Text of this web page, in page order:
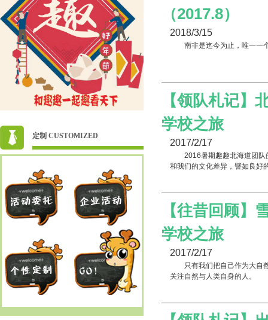
定制 CUSTOMIZED
（2017.8）
2018/3/15
南非是迄今为止，唯一一
【领队札记
学校之旅
2017/2/17
2016暑期趣趣北海道团
和我们的文化差异，譬如良好
【往昔回顾
学校之旅
2017/2/17
只有我们把自己作为大自
关注自然与人类自身的人。